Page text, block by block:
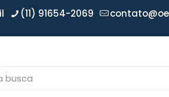
(11) 91654-2069